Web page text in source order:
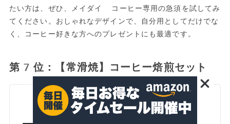
たい方は、ぜひ、メイダイ コーヒー専用の急須を試してみ
てください。おしゃれなデザインで、自分用としてだけでな
く、コーヒー好きな方へのプレゼントにも最適です。
第7位：【常滑焼】コーヒー焙煎セット